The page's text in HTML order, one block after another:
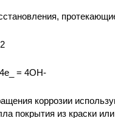
= 4OH-
коррозии
покрытия из краски